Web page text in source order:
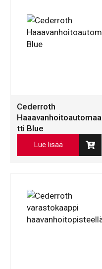
Cederroth
Haaavanhoitoautomaa
tti Blue
Lue lisää